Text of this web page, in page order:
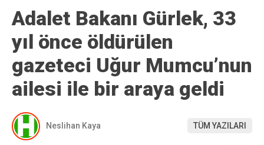
Adalet Bakanı Gürlek, 33
yıl önce öldürülen
gazeteci Uğur Mumcu’nun
ailesi ile bir araya geldi
Neslihan Kaya TÜM YAZILARI